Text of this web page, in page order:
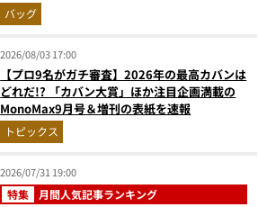
バッグ
2026/08/03 17:00
【プロ9名がガチ審査】2026年の最高カバンは
どれだ!? 「カバン大賞」ほか注目企画満載の
MonoMax9月号＆増刊の表紙を速報
トピックス
2026/07/31 19:00
特集 月間人気記事ランキング